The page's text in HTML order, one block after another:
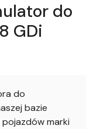
do
GDi
do
bazie
marki